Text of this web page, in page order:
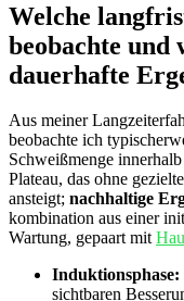
Welche
beobachte
dauerhafte
Aus meiner
beobachte ⁢ich
Schweißmenge
Plateau, das‌ ohne
ansteigt; nachhaltige
kombination ‌aus⁢ einer
Wartung,‌ gepaart mit
Induktionsphase:
‍sichtbaren